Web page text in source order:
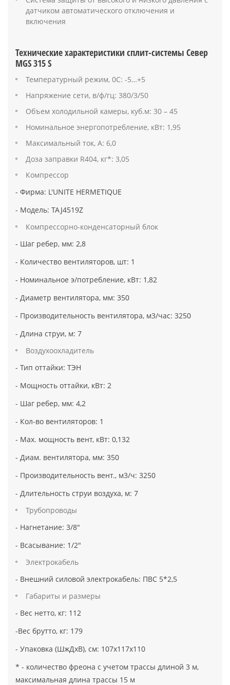
датчиком автоматического отключения и
включения
Технические характеристики сплит-системы Север
MGS 315 S
Температурный режим, 0С: -5…+5
Напряжение сети, в/ф/гц: 380/3/50
Объем холодильной камеры, куб.м: 30 – 45
Номинальное энергопотребление, кВт: 1,95
Максимальный ток, А: 6,0
Доза заправки R404, кг*: 3,05
Компрессор
- Фирма: L'UNITE HERMETIQUE
- Модель: TAJ4519Z
Компрессорно-конденсаторный блок
- Шаг ребер, мм: 2,8
- Количество вентиляторов, шт: 1
- Номинальное э/потребление, кВт: 1,82
- Диаметр вентилятора, мм: 350
- Производительность вентилятора, м3/час: 3250
- Длина струи, м: 7
Воздухоохладитель
- Тип оттайки: ТЭН
- Мощность оттайки, кВт: 2
- Шаг ребер, мм: 4,2
- Кол-во вентиляторов: 1
- Max. мощность вент, кВт: 0,132
- Диам. вентилятора, мм: 350
- Производительность вент., м3/ч: 3250
- Длительность струи воздуха, м: 7
Трубопроводы
- Нагнетание: 3/8"
- Всасывание: 1/2"
Электрокабель
- Внешний силовой электрокабель: ПВС 5*2,5
Габариты и размеры
- Вес нетто, кг: 112
-Вес брутто, кг: 179
- Упаковка (ШжДхВ), см: 107х117х110
* - количество фреона с учетом трассы длиной 3 м,
максимальная длина трассы 15 м